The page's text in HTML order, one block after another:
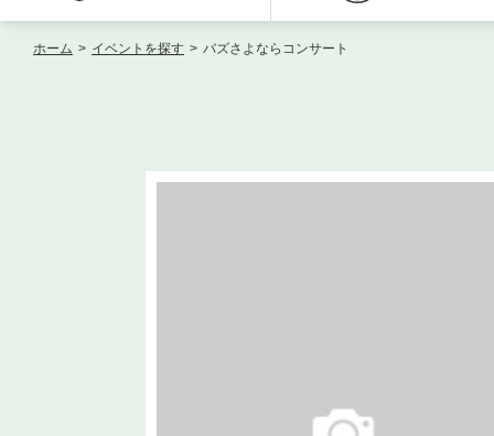
ホーム > イベントを探す > バズさよならコンサート